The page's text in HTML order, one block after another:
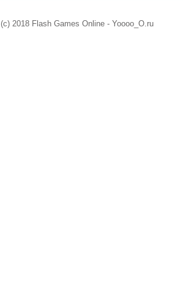
(c) 2018 Flash Games Online - Yoooo_O.ru